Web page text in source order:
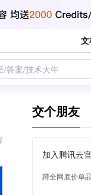
/答案/技术大牛
交个朋友
加入腾讯云
蹲全网底价单